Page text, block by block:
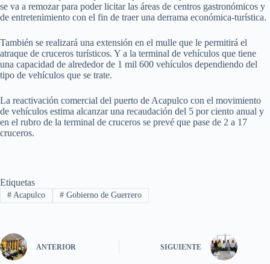
se va a remozar para poder licitar las áreas de centros gastronómicos y
de entretenimiento con el fin de traer una derrama económica-turística.
También se realizará una extensión en el mulle que le permitirá el
atraque de cruceros turísticos. Y a la terminal de vehículos que tiene
una capacidad de alrededor de 1 mil 600 vehículos dependiendo del
tipo de vehículos que se trate.
La reactivación comercial del puerto de Acapulco con el movimiento
de vehículos estima alcanzar una recaudación del 5 por ciento anual y
en el rubro de la terminal de cruceros se prevé que pase de 2 a 17
cruceros.
Etiquetas
#Acapulco #Gobierno de Guerrero
ANTERIOR SIGUIENTE